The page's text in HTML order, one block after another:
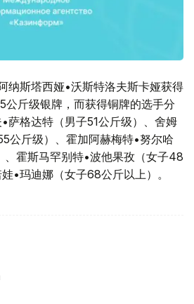
纳斯塔西娅•沃斯特洛夫斯卡娅获得
公斤级银牌，而获得铜牌的选手分
萨格达特（男子51公斤级）、舍姆
公斤级）、霍加阿赫梅特•努尔哈
霍斯马罕别特•波他果孜（女子48
•玛迪娜（女子68公斤以上）。